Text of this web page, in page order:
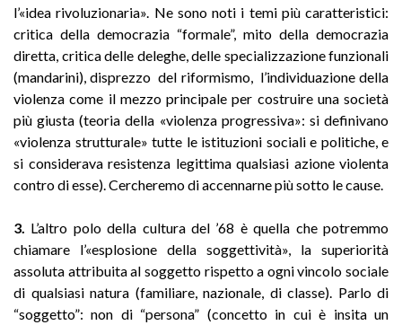
l’«idea rivoluzionaria». Ne sono noti i temi più caratteristici:
critica della democrazia “formale”, mito della democrazia
diretta, critica delle deleghe, delle specializzazione funzionali
(mandarini), disprezzo del riformismo, l’individuazione della
violenza come il mezzo principale per costruire una società
più giusta (teoria della «violenza progressiva»: si definivano
«violenza strutturale» tutte le istituzioni sociali e politiche, e
si considerava resistenza legittima qualsiasi azione violenta
contro di esse). Cercheremo di accennarne più sotto le cause.
3. L’altro polo della cultura del ’68 è quella che potremmo
chiamare l’«esplosione della soggettività», la superiorità
assoluta attribuita al soggetto rispetto a ogni vincolo sociale
di qualsiasi natura (familiare, nazionale, di classe). Parlo di
“soggetto”: non di “persona” (concetto in cui è insita un